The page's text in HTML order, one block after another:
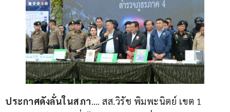
ประกาศดังลั่นในสภา…. สส.วิรัช พิมพะนิตย์ เขต 1